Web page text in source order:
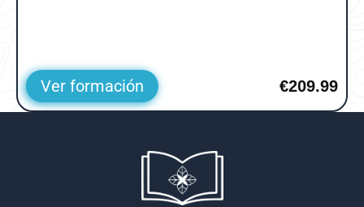
Ver formación €209.99